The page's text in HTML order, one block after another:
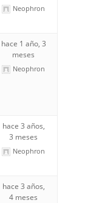
Neophron
hace 1 año, 3
meses
Neophron
hace 3 años,
3 meses
Neophron
hace 3 años,
4 meses